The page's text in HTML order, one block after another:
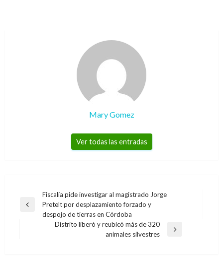
Mary Gomez
Ver todas las entradas
Navegación
de
entradas
Entrada
Fiscalía pide investigar al magistrado Jorge
Pretelt por desplazamiento forzado y
despojo de tierras en Córdoba
Distrito liberó y reubicó más de 320
animales silvestres